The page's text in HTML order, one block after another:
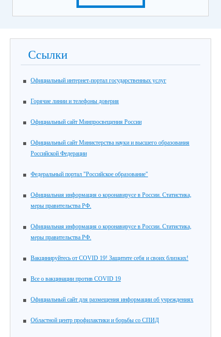
Ссылки
Официальный интернет-портал государственных услуг
Горячие линии и телефоны доверия
Официальный сайт Минпросвещения России
Официальный сайт Министерства науки и высшего образования
Российской Федерации
Федеральный портал "Российское образование"
Официальная информация о коронавирусе в России. Статистика,
меры правительства РФ.
Официальная информация о коронавирусе в России. Статистика,
меры правительства РФ.
Вакцинируйтесь от COVID 19! Защитите себя и своих близких!
Все о вакцинации против COVID 19
Официальный сайт для размещения информации об учреждениях
Областной центр профилактики и борьбы со СПИД